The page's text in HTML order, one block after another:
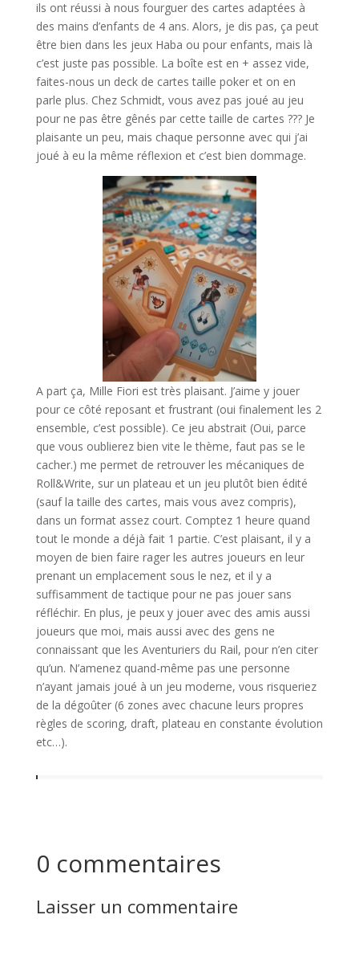
ils ont réussi à nous fourguer des cartes adaptées à
des mains d’enfants de 4 ans. Alors, je dis pas, ça peut
être bien dans les jeux Haba ou pour enfants, mais là
c’est juste pas possible. La boîte est en + assez vide,
faites-nous un deck de cartes taille poker et on en
parle plus. Chez Schmidt, vous avez pas joué au jeu
pour ne pas être gênés par cette taille de cartes ??? Je
plaisante un peu, mais chaque personne avec qui j’ai
joué à eu la même réflexion et c’est bien dommage.
A part ça, Mille Fiori est très plaisant. J’aime y jouer
pour ce côté reposant et frustrant (oui finalement les 2
ensemble, c’est possible). Ce jeu abstrait (Oui, parce
que vous oublierez bien vite le thème, faut pas se le
cacher.) me permet de retrouver les mécaniques de
Roll&Write, sur un plateau et un jeu plutôt bien édité
(sauf la taille des cartes, mais vous avez compris),
dans un format assez court. Comptez 1 heure quand
tout le monde a déjà fait 1 partie. C’est plaisant, il y a
moyen de bien faire rager les autres joueurs en leur
prenant un emplacement sous le nez, et il y a
suffisamment de tactique pour ne pas jouer sans
réfléchir. En plus, je peux y jouer avec des amis aussi
joueurs que moi, mais aussi avec des gens ne
connaissant que les Aventuriers du Rail, pour n’en citer
qu’un. N’amenez quand-même pas une personne
n’ayant jamais joué à un jeu moderne, vous risqueriez
de la dégoûter (6 zones avec chacune leurs propres
règles de scoring, draft, plateau en constante évolution
etc…).
0 commentaires
Laisser un commentaire